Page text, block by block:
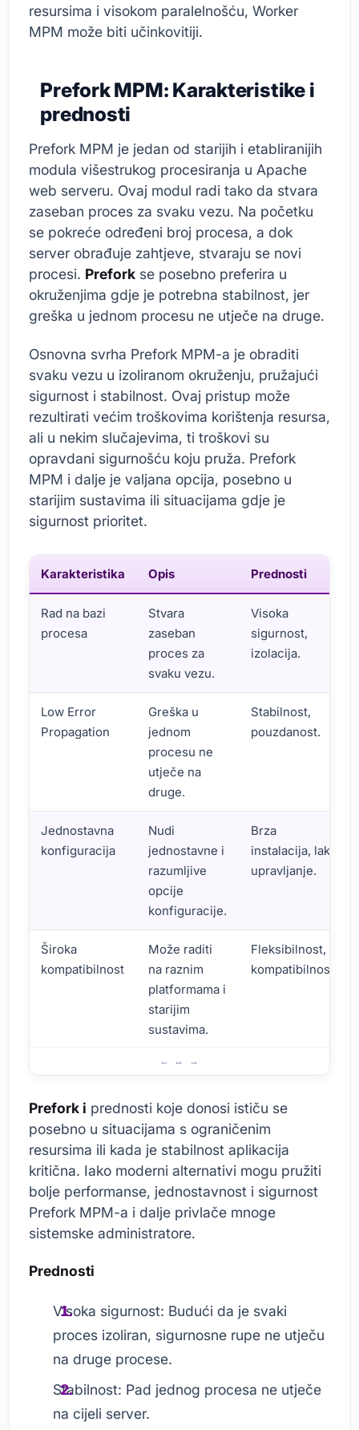
resursima i visokom paralelnošću, Worker
MPM može biti učinkovitiji.
Prefork MPM: Karakteristike i
prednosti
Prefork MPM je jedan od starijih i etabliranijih
modula višestrukog procesiranja u Apache
web serveru. Ovaj modul radi tako da stvara
zaseban proces za svaku vezu. Na početku
se pokreće određeni broj procesa, a dok
server obrađuje zahtjeve, stvaraju se novi
procesi. Prefork se posebno preferira u
okruženjima gdje je potrebna stabilnost, jer
greška u jednom procesu ne utječe na druge.
Osnovna svrha Prefork MPM-a je obraditi
svaku vezu u izoliranom okruženju, pružajući
sigurnost i stabilnost. Ovaj pristup može
rezultirati većim troškovima korištenja resursa,
ali u nekim slučajevima, ti troškovi su
opravdani sigurnošću koju pruža. Prefork
MPM i dalje je valjana opcija, posebno u
starijim sustavima ili situacijama gdje je
sigurnost prioritet.
Karakteristika Opis Prednosti
Rad na bazi
procesa
Stvara
zaseban
proces za
svaku vezu.
Visoka
sigurnost,
izolacija.
Low Error
Propagation
Greška u
jednom
procesu ne
utječe na
druge.
Stabilnost,
pouzdanost.
Jednostavna
konfiguracija
Nudi
jednostavne i
razumljive
opcije
konfiguracije.
Brza
instalacija, lako
upravljanje.
Široka
kompatibilnost
Može raditi
na raznim
platformama i
starijim
sustavima.
Fleksibilnost,
kompatibilnost.
Prefork i prednosti koje donosi ističu se
posebno u situacijama s ograničenim
resursima ili kada je stabilnost aplikacija
kritična. Iako moderni alternativi mogu pružiti
bolje performanse, jednostavnost i sigurnost
Prefork MPM-a i dalje privlače mnoge
sistemske administratore.
Prednosti
Visoka sigurnost: Budući da je svaki
proces izoliran, sigurnosne rupe ne utječu
na druge procese.
Stabilnost: Pad jednog procesa ne utječe
na cijeli server.